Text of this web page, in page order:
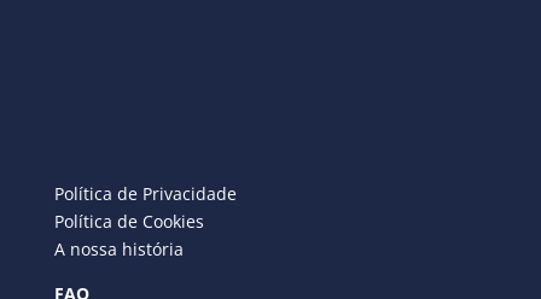
Política de Privacidade
Política de Cookies
A nossa história
FAQ